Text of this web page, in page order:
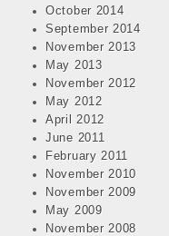
October 2014
September 2014
November 2013
May 2013
November 2012
May 2012
April 2012
June 2011
February 2011
November 2010
November 2009
May 2009
November 2008